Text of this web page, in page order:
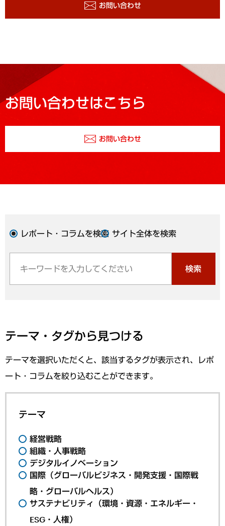
お問い合わせ
お問い合わせはこちら
お問い合わせ
レポート・コラムを検索 サイト全体を検索
検索
テーマ・タグから見つける
テーマを選択いただくと、該当するタグが表示され、レポ
ート・コラムを絞り込むことができます。
テーマ
経営戦略
組織・人事戦略
デジタルイノベーション
国際（グローバルビジネス・開発支援・国際戦
略・グローバルヘルス）
サステナビリティ（環境・資源・エネルギー・
ESG・人権）